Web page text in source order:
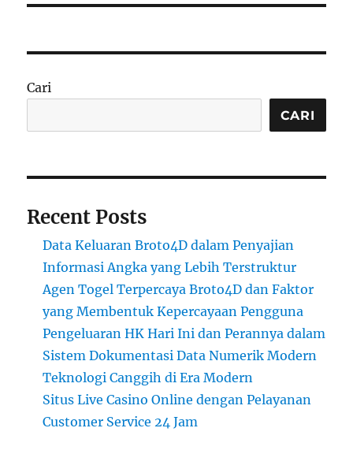
Cari
CARI
Recent Posts
Data Keluaran Broto4D dalam Penyajian
Informasi Angka yang Lebih Terstruktur
Agen Togel Terpercaya Broto4D dan Faktor
yang Membentuk Kepercayaan Pengguna
Pengeluaran HK Hari Ini dan Perannya dalam
Sistem Dokumentasi Data Numerik Modern
Teknologi Canggih di Era Modern
Situs Live Casino Online dengan Pelayanan
Customer Service 24 Jam